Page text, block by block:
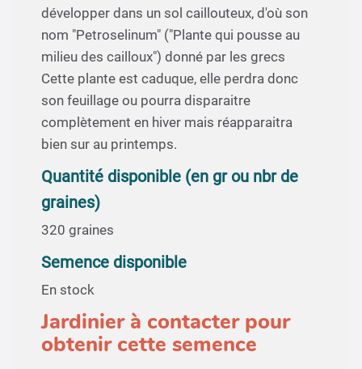
développer dans un sol caillouteux, d'où son
nom "Petroselinum" ("Plante qui pousse au
milieu des cailloux") donné par les grecs
Cette plante est caduque, elle perdra donc
son feuillage ou pourra disparaitre
complètement en hiver mais réapparaitra
bien sur au printemps.
Quantité disponible (en gr ou nbr de
graines)
320 graines
Semence disponible
En stock
Jardinier à contacter pour
obtenir cette semence